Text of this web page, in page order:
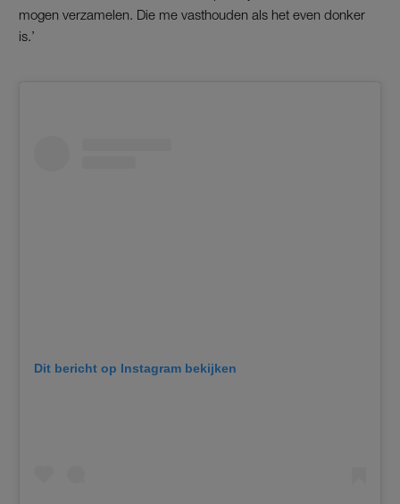
mogen verzamelen. Die me vasthouden als het even donker
is.’
Dit bericht op Instagram bekijken